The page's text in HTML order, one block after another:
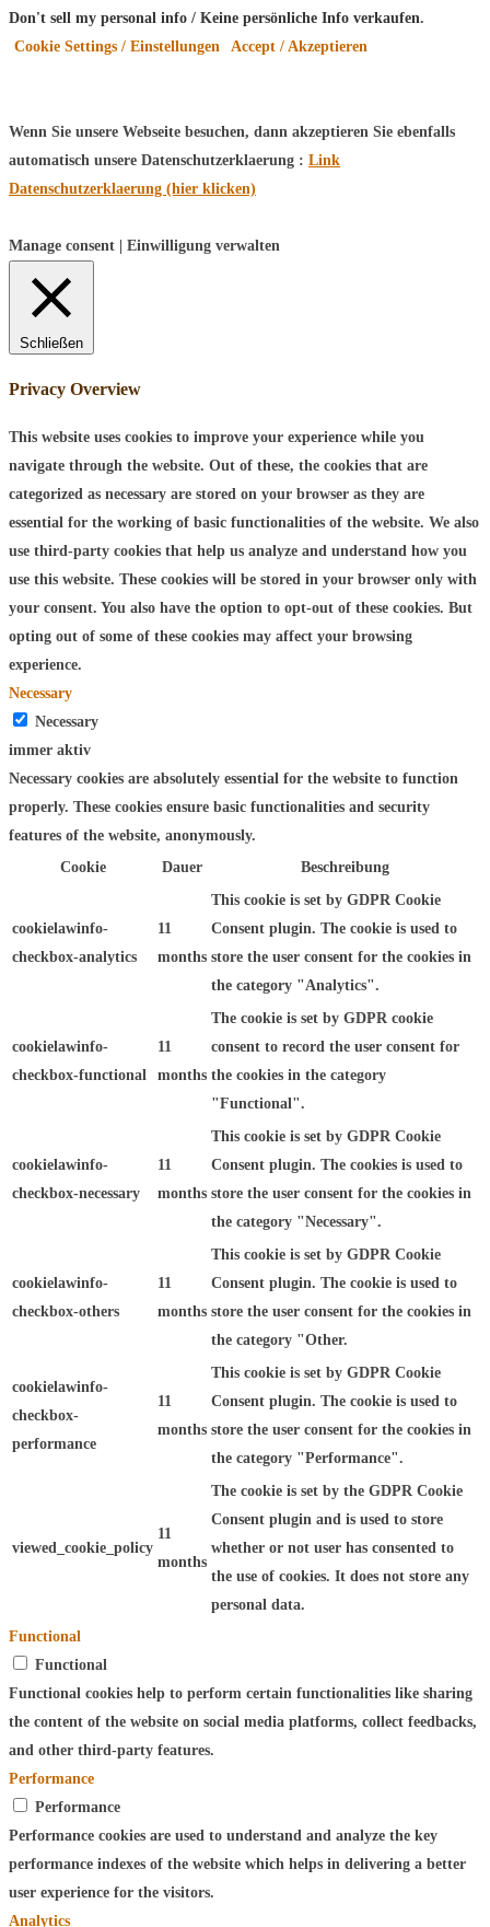
Don't sell my personal info / Keine persönliche Info verkaufen.
Cookie Settings / Einstellungen
Accept / Akzeptieren
Wenn Sie unsere Webseite besuchen, dann akzeptieren Sie ebenfalls
automatisch unsere Datenschutzerklaerung : Link
Datenschutzerklaerung (hier klicken)
Manage consent | Einwilligung verwalten
Schließen
Privacy Overview
This website uses cookies to improve your experience while you
navigate through the website. Out of these, the cookies that are
categorized as necessary are stored on your browser as they are
essential for the working of basic functionalities of the website. We also
use third-party cookies that help us analyze and understand how you
use this website. These cookies will be stored in your browser only with
your consent. You also have the option to opt-out of these cookies. But
opting out of some of these cookies may affect your browsing
experience.
Necessary
Necessary
immer aktiv
Necessary cookies are absolutely essential for the website to function
properly. These cookies ensure basic functionalities and security
features of the website, anonymously.
Cookie
Dauer Beschreibung
cookielawinfo-
checkbox-analytics
11
months
This cookie is set by GDPR Cookie
Consent plugin. The cookie is used to
store the user consent for the cookies in
the category "Analytics".
cookielawinfo-
checkbox-functional
11
months
The cookie is set by GDPR cookie
consent to record the user consent for
the cookies in the category
"Functional".
cookielawinfo-
checkbox-necessary
11
months
This cookie is set by GDPR Cookie
Consent plugin. The cookies is used to
store the user consent for the cookies in
the category "Necessary".
cookielawinfo-
checkbox-others
11
months
This cookie is set by GDPR Cookie
Consent plugin. The cookie is used to
store the user consent for the cookies in
the category "Other.
cookielawinfo-
checkbox-
performance
11
months
This cookie is set by GDPR Cookie
Consent plugin. The cookie is used to
store the user consent for the cookies in
the category "Performance".
viewed_cookie_policy
11
months
The cookie is set by the GDPR Cookie
Consent plugin and is used to store
whether or not user has consented to
the use of cookies. It does not store any
personal data.
Functional
Functional
Functional cookies help to perform certain functionalities like sharing
the content of the website on social media platforms, collect feedbacks,
and other third-party features.
Performance
Performance
Performance cookies are used to understand and analyze the key
performance indexes of the website which helps in delivering a better
user experience for the visitors.
Analytics